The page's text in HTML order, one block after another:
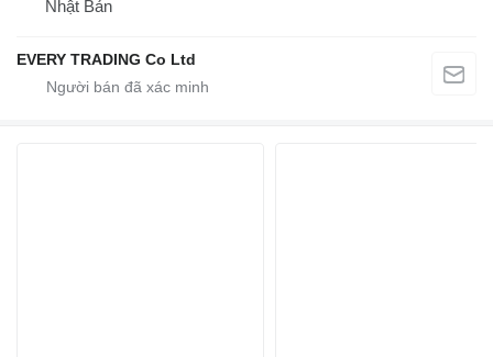
Nhật Bản
EVERY TRADING Co Ltd